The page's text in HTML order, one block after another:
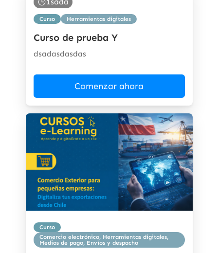
Curso Herramientas digitales
Curso de prueba Y
dsadasdasdas
Comenzar ahora
Curso
Comercio electrónico, Herramientas digitales,
Medios de pago, Envíos y despacho